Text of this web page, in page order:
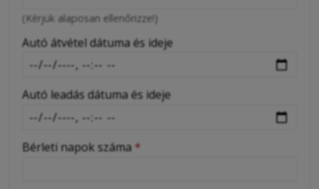
-
-
(Kérjük alaposan ellenőrizze!)
Autó átvétel dátuma és ideje
Autó leadás dátuma és ideje
Bérleti napok száma *